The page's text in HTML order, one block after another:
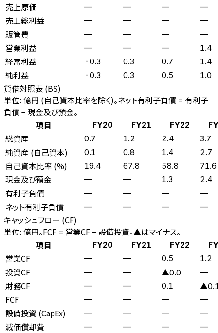
売上原価 — — — —
売上総利益 — — — —
販管費 — — — —
営業利益 — — — 1.4
経常利益 -0.3 0.3 0.7 1.4
純利益 -0.3 0.3 0.5 1.0
貸借対照表 (BS)
単位: 億円 (自己資本比率を除く)。ネット有利子負債 = 有利子
負債 − 現金及び預金。
項目
FY20 FY21 FY22
総資産 0.7 1.2 2.4 3.7
純資産 (自己資本) 0.1 0.8 1.4 2.7
自己資本比率 (%) 19.4 67.8 58.8 71.6
現金及び預金 — — 1.3 2.4
有利子負債 — — — —
ネット有利子負債 — — — —
キャッシュフロー (CF)
単位: 億円。FCF = 営業CF − 設備投資。▲はマイナス。
項目
FY20 FY21 FY22
営業CF — — 0.5 1.2
投資CF — — ▲0.0 —
財務CF — — 0.1
FCF — — — —
設備投資 (CapEx) — — — —
減価償却費 — — — —